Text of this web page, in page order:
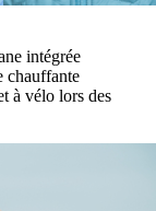
intégrée
chauffante
à vélo lors des